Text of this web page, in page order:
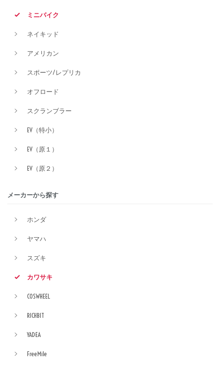
ミニバイク
ネイキッド
アメリカン
スポーツ/レプリカ
オフロード
スクランブラー
EV（特小）
EV（原１）
EV（原２）
メーカーから探す
ホンダ
ヤマハ
スズキ
カワサキ
COSWHEEL
RICHBIT
YADEA
FreeMile
価格